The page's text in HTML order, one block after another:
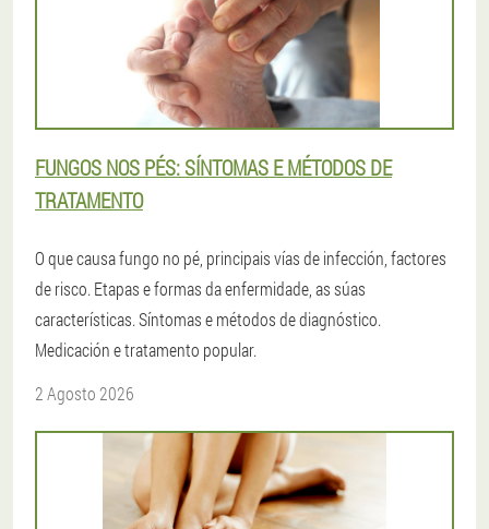
FUNGOS NOS PÉS: SÍNTOMAS E MÉTODOS DE
TRATAMENTO
O que causa fungo no pé, principais vías de infección, factores
de risco. Etapas e formas da enfermidade, as súas
características. Síntomas e métodos de diagnóstico.
Medicación e tratamento popular.
2 Agosto 2026